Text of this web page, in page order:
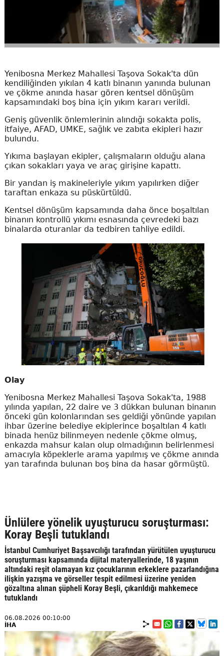
Yenibosna Merkez Mahallesi Taşova Sokak'ta dün
kendiliğinden yıkılan 4 katlı binanın yanında bulunan
ve çökme anında hasar gören kentsel dönüşüm
kapsamındaki boş bina için yıkım kararı verildi.
Geniş güvenlik önlemlerinin alındığı sokakta polis,
itfaiye, AFAD, UMKE, sağlık ve zabıta ekipleri hazır
bulundu.
Yıkıma başlayan ekipler, çalışmaların olduğu alana
çıkan sokakları yaya ve araç girişine kapattı.
Bir yandan iş makineleriyle yıkım yapılırken diğer
taraftan enkaza su püskürtüldü.
Kentsel dönüşüm kapsamında daha önce boşaltılan
binanın kontrollü yıkımı esnasında çevredeki bazı
binalarda oturanlar da tedbiren tahliye edildi.
Olay
Yenibosna Merkez Mahallesi Taşova Sokak'ta, 1988
yılında yapılan, 22 daire ve 3 dükkan bulunan binanın
önceki gün kolonlarından ses geldiği yönünde yapılan
ihbar üzerine belediye ekiplerince boşaltılan 4 katlı
binada henüz bilinmeyen nedenle çökme olmuş,
enkazda mahsur kalan olup olmadığının belirlenmesi
amacıyla köpeklerle arama yapılmış ve çökme anında
yan tarafında bulunan boş bina da hasar görmüştü.
Ünlülere yönelik uyuşturucu soruşturması:
Koray Beşli tutuklandı
İstanbul Cumhuriyet Başsavcılığı tarafından yürütülen uyuşturucu
soruşturması kapsamında dijital materyallerinde, 18 yaşının
altındaki reşit olamayan kız çocuklarının erkeklere pazarlandığına
ilişkin yazışma ve görseller tespit edilmesi üzerine yeniden
gözaltına alınan şüpheli Koray Beşli, çıkarıldığı mahkemece
tutuklandı
06.08.2026 00:10:00
İHA